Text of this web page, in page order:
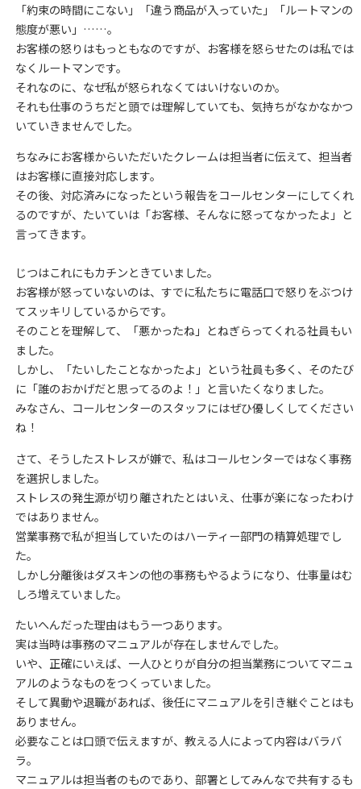
「約束の時間にこない」「違う商品が入っていた」「ルートマンの
態度が悪い」……。
お客様の怒りはもっともなのですが、お客様を怒らせたのは私では
なくルートマンです。
それなのに、なぜ私が怒られなくてはいけないのか。
それも仕事のうちだと頭では理解していても、気持ちがなかなかつ
いていきませんでした。
ちなみにお客様からいただいたクレームは担当者に伝えて、担当者
はお客様に直接対応します。
その後、対応済みになったという報告をコールセンターにしてくれ
るのですが、たいていは「お客様、そんなに怒ってなかったよ」と
言ってきます。
じつはこれにもカチンときていました。
お客様が怒っていないのは、すでに私たちに電話口で怒りをぶつけ
てスッキリしているからです。
そのことを理解して、「悪かったね」とねぎらってくれる社員もい
ました。
しかし、「たいしたことなかったよ」という社員も多く、そのたび
に「誰のおかげだと思ってるのよ！」と言いたくなりました。
みなさん、コールセンターのスタッフにはぜひ優しくしてください
ね！
さて、そうしたストレスが嫌で、私はコールセンターではなく事務
を選択しました。
ストレスの発生源が切り離されたとはいえ、仕事が楽になったわけ
ではありません。
営業事務で私が担当していたのはハーティー部門の精算処理でし
た。
しかし分離後はダスキンの他の事務もやるようになり、仕事量はむ
しろ増えていました。
たいへんだった理由はもう一つあります。
実は当時は事務のマニュアルが存在しませんでした。
いや、正確にいえば、一人ひとりが自分の担当業務についてマニュ
アルのようなものをつくっていました。
そして異動や退職があれば、後任にマニュアルを引き継ぐことはも
ありません。
必要なことは口頭で伝えますが、教える人によって内容はバラバ
ラ。
マニュアルは担当者のものであり、部署としてみんなで共有するも